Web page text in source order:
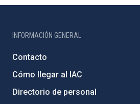
INFORMACIÓN GENERAL
Contacto
Cómo llegar al IAC
Directorio de personal